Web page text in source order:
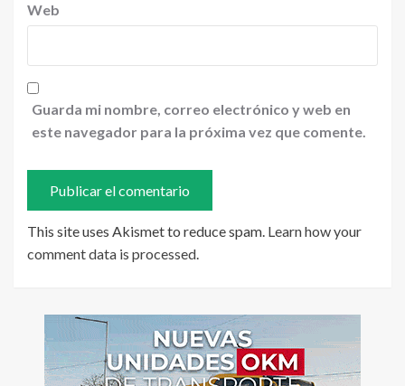
Web
Guarda mi nombre, correo electrónico y web en
este navegador para la próxima vez que comente.
This site uses Akismet to reduce spam. Learn how your
comment data is processed.